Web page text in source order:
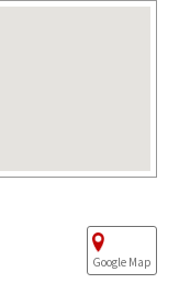
Google Map